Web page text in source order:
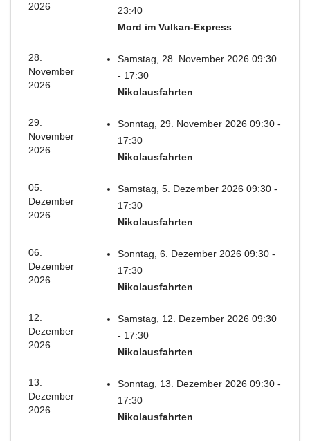
2026
23:40
Mord im Vulkan-Express
28.
November
2026
Samstag, 28. November 2026 09:30
- 17:30
Nikolausfahrten
29.
November
2026
Sonntag, 29. November 2026 09:30 -
17:30
Nikolausfahrten
05.
Dezember
2026
Samstag, 5. Dezember 2026 09:30 -
17:30
Nikolausfahrten
06.
Dezember
2026
Sonntag, 6. Dezember 2026 09:30 -
17:30
Nikolausfahrten
12.
Dezember
2026
Samstag, 12. Dezember 2026 09:30
- 17:30
Nikolausfahrten
13.
Dezember
2026
Sonntag, 13. Dezember 2026 09:30 -
17:30
Nikolausfahrten